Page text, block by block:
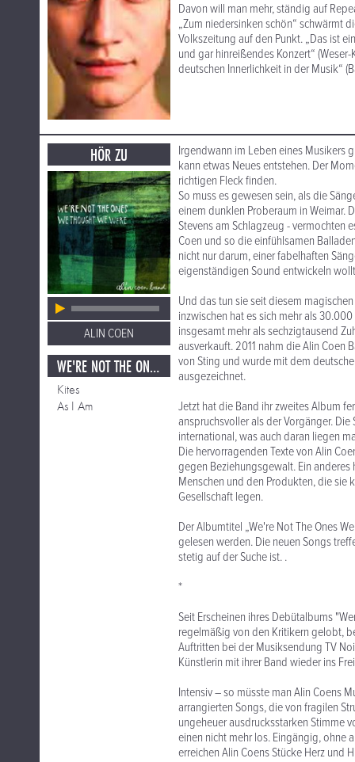
Davon will man mehr, ständig auf
„Zum niedersinken schön“ schwärmt
Volkszeitung auf den Punkt. „Das ist
und gar hinreißendes Konzert“
deutschen Innerlichkeit in der Musik“
HÖR ZU
ALIN COEN
WE'RE NOT THE ONES WE THOUGHT WE WERE
Kites
As I Am
Irgendwann im Leben eines Musikers
kann etwas Neues entstehen. Der
richtigen Fleck finden.
So muss es gewesen sein, als die
einem dunklen Proberaum in Weimar.
Stevens am Schlagzeug - vermochten
Coen und so die einfühlsamen
nicht nur darum, einer fabelhaften
eigenständigen Sound entwickeln
Und das tun sie seit diesem
inzwischen hat es sich mehr als
insgesamt mehr als sechzigtausend
ausverkauft. 2011 nahm die Alin Coen
von Sting und wurde mit dem
ausgezeichnet.
Jetzt hat die Band ihr zweites Album
anspruchsvoller als der Vorgänger.
international, was auch daran liegen
Die hervorragenden Texte von Alin
gegen Beziehungsgewalt. Ein
Menschen und den Produkten, die sie
Gesellschaft legen.
Der Albumtitel „We're Not The Ones
gelesen werden. Die neuen Songs
stetig auf der Suche ist. .
*
Seit Erscheinen ihres Debütalbums
regelmäßig von den Kritikern gelobt,
Auftritten bei der Musiksendung TV
Künstlerin mit ihrer Band wieder ins
Intensiv – so müsste man Alin Coens
arrangierten Songs, die von fragilen
ungeheuer ausdrucksstarken Stimme
einen nicht mehr los. Eingängig, ohne
erreichen Alin Coens Stücke Herz und